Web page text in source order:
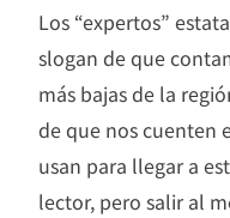
Los “expertos”
slogan de que
más bajas de la
de que nos cuenten
usan para llegar a
lector, pero salir al